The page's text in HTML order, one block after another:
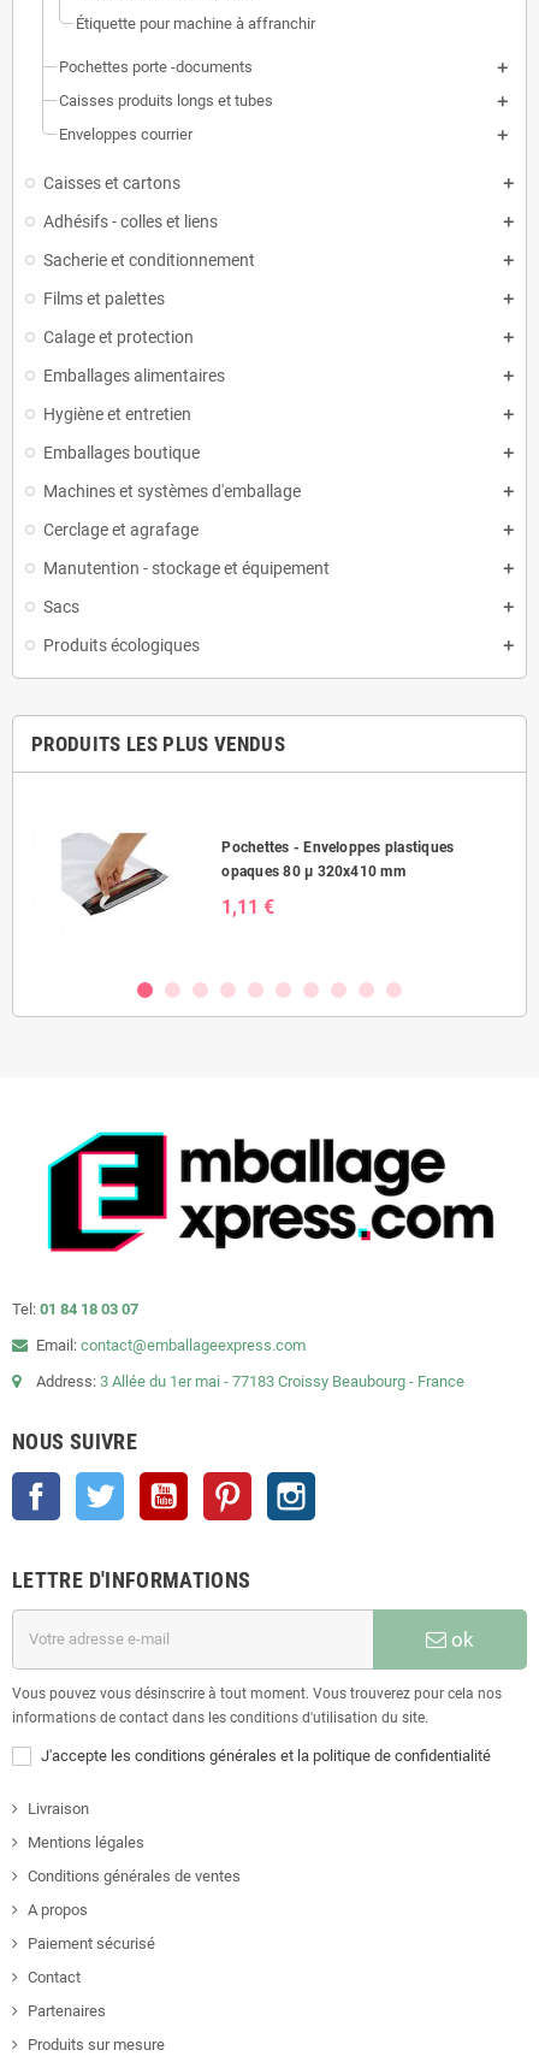
Étiquette pour machine à affranchir
Pochettes porte -documents
Caisses produits longs et tubes
Enveloppes courrier
Caisses et cartons
Adhésifs - colles et liens
Sacherie et conditionnement
Films et palettes
Calage et protection
Emballages alimentaires
Hygiène et entretien
Emballages boutique
Machines et systèmes d'emballage
Cerclage et agrafage
Manutention - stockage et équipement
Sacs
Produits écologiques
PRODUITS LES PLUS VENDUS
Pochettes - Enveloppes plastiques
opaques 80 µ 320x410 mm
1,11 €
Tel: 01 84 18 03 07
Email: contact@emballageexpress.com
Address: 3 Allée du 1er mai - 77183 Croissy Beaubourg - France
NOUS SUIVRE
Facebook Twitter YouTube Pinterest
LETTRE D'INFORMATIONS
ok
Vous pouvez vous désinscrire à tout moment. Vous trouverez pour cela nos
informations de contact dans les conditions d'utilisation du site.
J'accepte les conditions générales et la politique de confidentialité
Livraison
Mentions légales
Conditions générales de ventes
A propos
Paiement sécurisé
Contact
Partenaires
Produits sur mesure